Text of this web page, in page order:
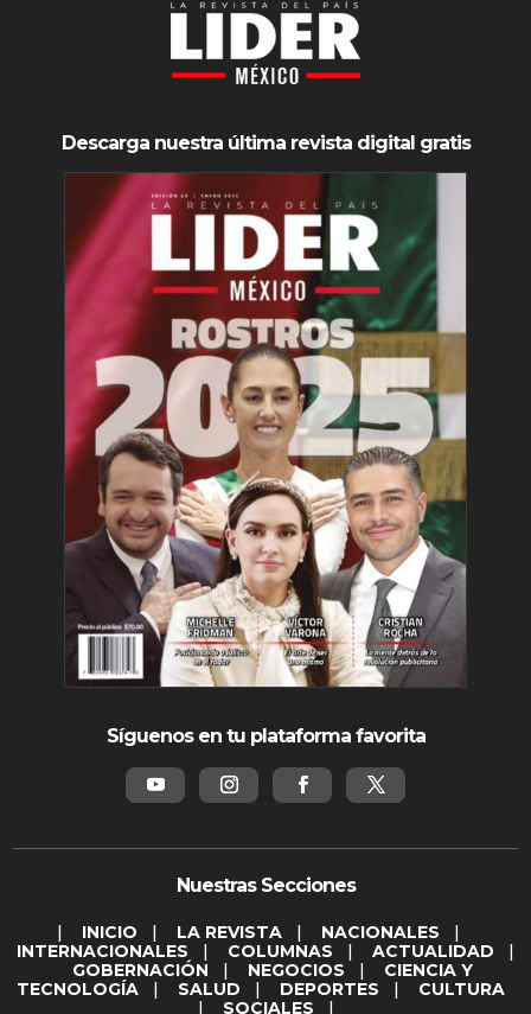
Descarga nuestra última revista digital gratis
Síguenos en tu plataforma favorita
Nuestras Secciones
INICIO LA REVISTA NACIONALES
INTERNACIONALES
COLUMNAS ACTUALIDAD
GOBERNACIÓN
NEGOCIOS
CIENCIA Y
TECNOLOGÍA
SALUD DEPORTES
CULTURA
SOCIALES